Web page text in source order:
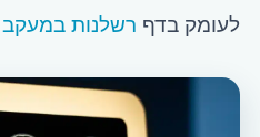
לעומק בדף רשלנות